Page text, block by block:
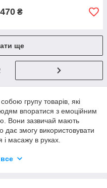
470 ₴
ще
групу товарів, які
впоратися з емоційним
Вони зазвичай мають
дає змогу використовувати
масажу в руках.
або предмети, тоді як